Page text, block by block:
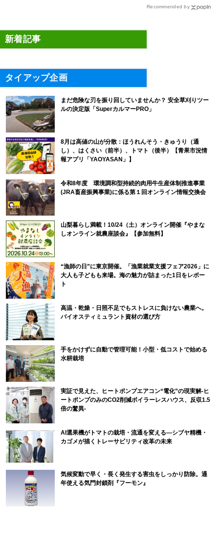
Recommended by
新着記事
タイアップ企画
まだ危険な刃を振り回していませんか？ 安全草刈りツー
ルの決定版「SuperカルマーPRO」
8月は高値の山が分散：ほうれんそう・きゅうり（通
し）、はくさい（前半）、トマト（後半）【青果市況情
報アプリ「YAOYASAN」】
令和8年度 環境調和型持続的肉用牛生産体制推進事業
(JRA畜産振興事業)に係る第１回オンライン情報交換会
山梨暮らし満載！10/24（土）オンライン開催『やまな
しオンライン就農座談会』【参加無料】
“漁師の日”に東京開催。「漁業就業支援フェア2026」に
大人も子どもも来場。海の魅力が詰まった1日をレポー
ト
高温・乾燥・日照不足でもストレスに負けない農業へ。
バイオスティミュラント資材の選び方
手をかけずに自動で管理可能！小型・低コストで始める
水耕栽培
実証で見えた、ヒートポンプエアコン“電化”の現実解-ヒ
ートポンプのみのCO2削減ボイラーレスハウス、反収1.5
倍の驚異-
AI選果機がトマトの栽培・流通を変える―シブヤ精機・
カゴメが描くトレーサビリティ改革の未来
気候変動で早く・長く発生する害虫をしっかり防除。通
年使える気門封鎖剤『フーモン』